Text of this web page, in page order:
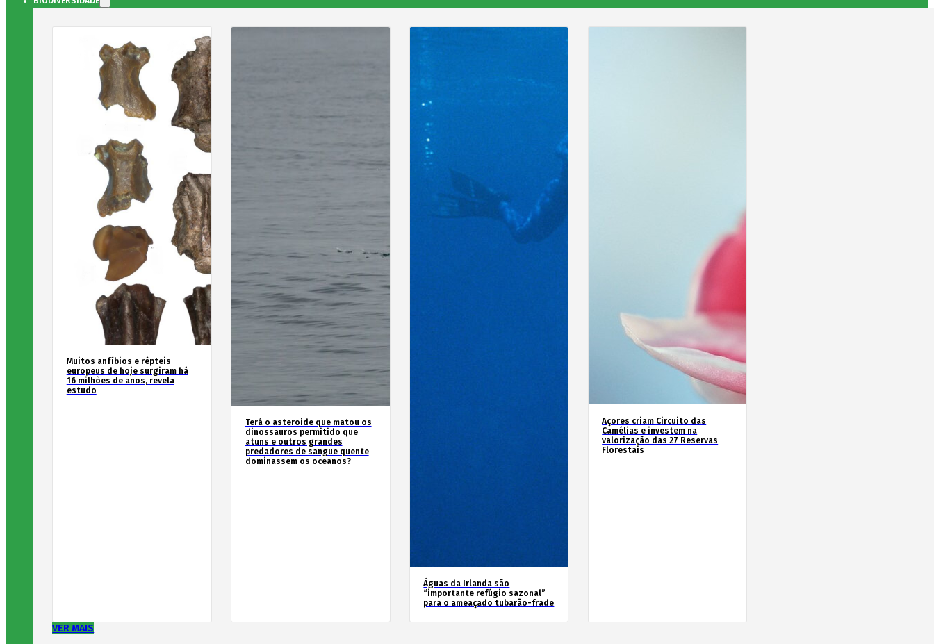
Muitos anfíbios e répteis
europeus de hoje surgiram há
16 milhões de anos, revela
estudo
Terá o asteroide que matou os
dinossauros permitido que
atuns e outros grandes
predadores de sangue quente
dominassem os oceanos?
Águas da Irlanda são
“importante refúgio sazonal”
para o ameaçado tubarão-frade
Açores criam Circuito das
Camélias e investem na
valorização das 27 Reservas
Florestais
VER MAIS